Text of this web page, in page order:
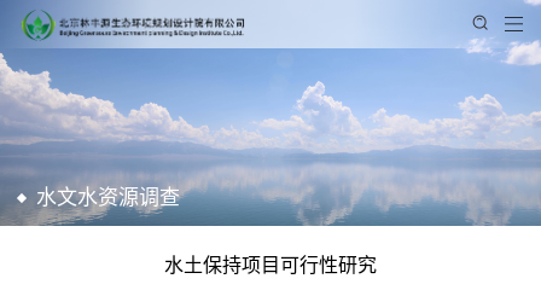
水文水资源调查
水土保持项目可行性研究